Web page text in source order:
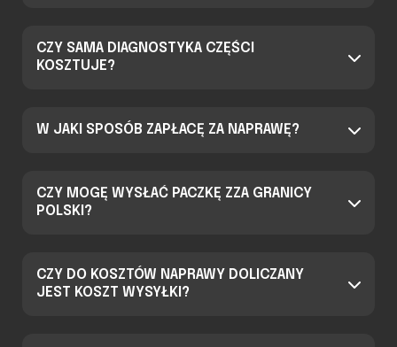
CZY SAMA DIAGNOSTYKA CZĘŚCI
KOSZTUJE?
W JAKI SPOSÓB ZAPŁACĘ ZA NAPRAWĘ?
CZY MOGĘ WYSŁAĆ PACZKĘ ZZA GRANICY
POLSKI?
CZY DO KOSZTÓW NAPRAWY DOLICZANY
JEST KOSZT WYSYŁKI?